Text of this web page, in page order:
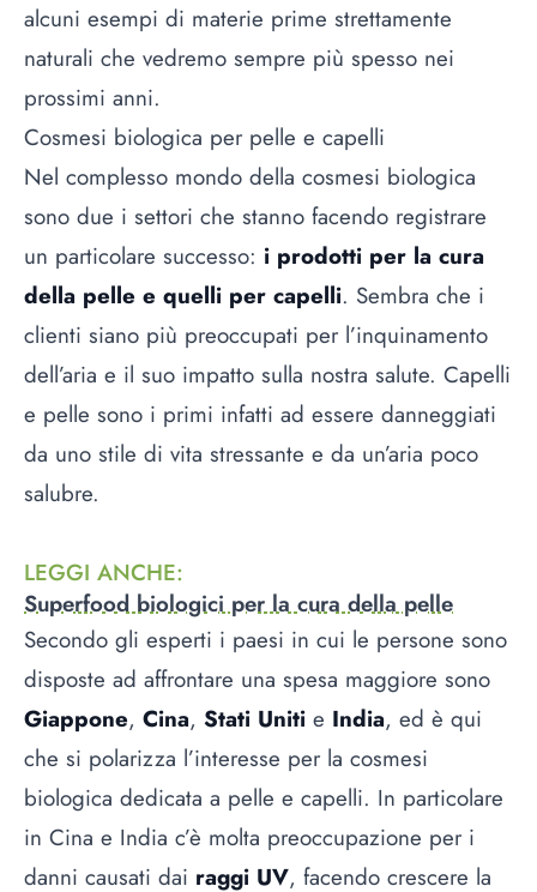
alcuni esempi di materie prime strettamente
naturali che vedremo sempre più spesso nei
prossimi anni.
Cosmesi biologica per pelle e capelli
Nel complesso mondo della cosmesi biologica
sono due i settori che stanno facendo registrare
un particolare successo: i prodotti per la cura
della pelle e quelli per capelli. Sembra che i
clienti siano più preoccupati per l’inquinamento
dell’aria e il suo impatto sulla nostra salute. Capelli
e pelle sono i primi infatti ad essere danneggiati
da uno stile di vita stressante e da un’aria poco
salubre.
LEGGI ANCHE:
Superfood biologici per la cura della pelle
Secondo gli esperti i paesi in cui le persone sono
disposte ad affrontare una spesa maggiore sono
Giappone, Cina, Stati Uniti e India, ed è qui
che si polarizza l’interesse per la cosmesi
biologica dedicata a pelle e capelli. In particolare
in Cina e India c’è molta preoccupazione per i
danni causati dai raggi UV, facendo crescere la